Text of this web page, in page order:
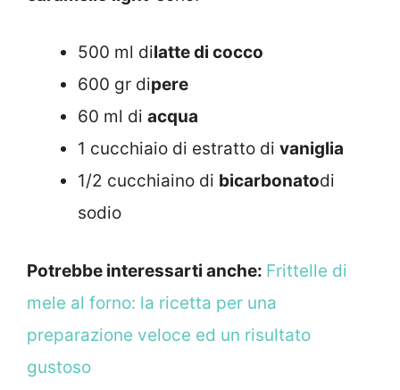
500 ml dilatte di cocco
600 gr dipere
60 ml di acqua
1 cucchiaio di estratto di vaniglia
1/2 cucchiaino di bicarbonatodi
sodio
Potrebbe interessarti anche: Frittelle di
mele al forno: la ricetta per una
preparazione veloce ed un risultato
gustoso